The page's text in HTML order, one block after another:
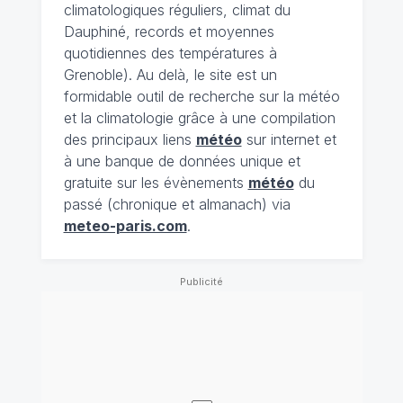
climatologiques réguliers, climat du
Dauphiné, records et moyennes
quotidiennes des températures à
Grenoble). Au delà, le site est un
formidable outil de recherche sur la météo
et la climatologie grâce à une compilation
des principaux liens météosur internet et
à une banque de données unique et
gratuite sur les évènements météodu
passé (chronique et almanach) via
meteo-paris.com.